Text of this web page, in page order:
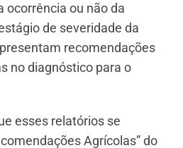
ocorrência ou não da
de severidade da
recomendações
no diagnóstico para o
esses relatórios se
Agrícolas” do